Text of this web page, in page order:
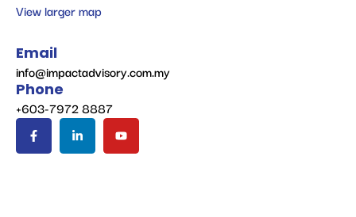
View larger map
Email
info@impactadvisory.com.my
Phone
+603-7972 8887